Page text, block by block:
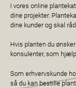
I vores online
dine projekter.
dine kunder og skal
Hvis planten du
konsulenter, som
Som erhvervskunde
så du kan bestille